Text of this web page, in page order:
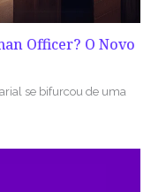
Officer? O Novo
se bifurcou de uma